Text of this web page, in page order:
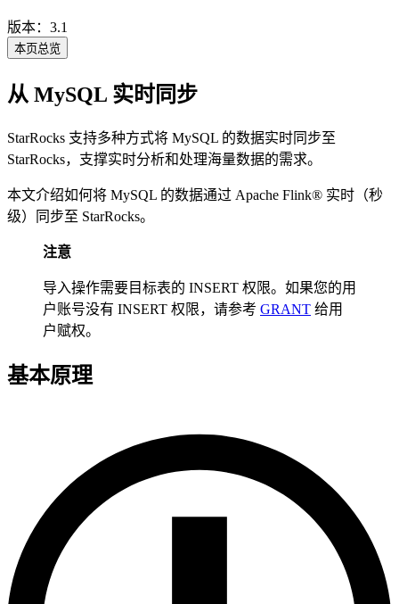
版本：3.1
本页总览
从 MySQL 实时同步
StarRocks 支持多种方式将 MySQL 的数据实时同步至
StarRocks，支撑实时分析和处理海量数据的需求。
本文介绍如何将 MySQL 的数据通过 Apache Flink® 实时（秒
级）同步至 StarRocks。
注意
导入操作需要目标表的 INSERT 权限。如果您的用
户账号没有 INSERT 权限，请参考 GRANT 给用
户赋权。
基本原理